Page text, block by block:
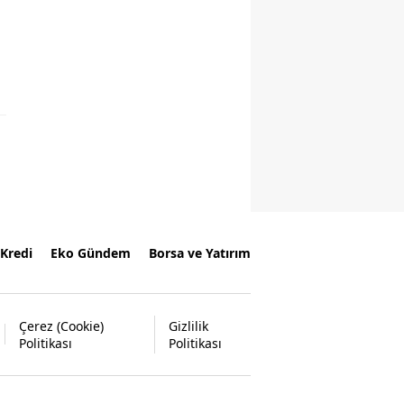
Kredi Eko Gündem Borsa ve Yatırım
Çerez (Cookie)
Politikası
Gizlilik
Politikası